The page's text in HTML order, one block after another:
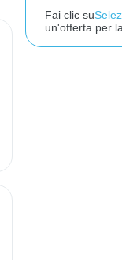
Fai clic su
un'offerta per